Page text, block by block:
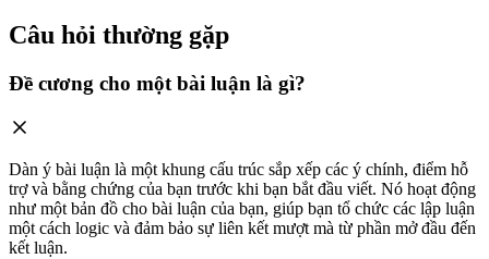
Câu hỏi thường gặp
Đề cương cho một bài luận là gì?
Dàn ý bài luận là một khung cấu trúc sắp xếp các ý chính, điểm hỗ
trợ và bằng chứng của bạn trước khi bạn bắt đầu viết. Nó hoạt động
như một bản đồ cho bài luận của bạn, giúp bạn tổ chức các lập luận
một cách logic và đảm bảo sự liên kết mượt mà từ phần mở đầu đến
kết luận.